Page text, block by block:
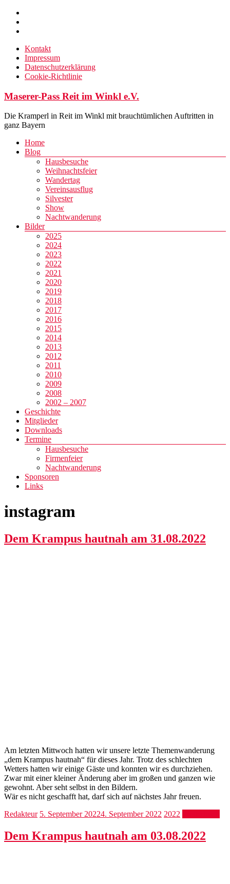
Zum
Inhalt
springen
Kontakt
Impressum
Datenschutzerklärung
Cookie-Richtlinie
Maserer-Pass Reit im Winkl e.V.
Die Kramperl in Reit im Winkl mit brauchtümlichen Auftritten in
ganz Bayern
Menü
Home
Blog
Hausbesuche
Weihnachtsfeier
Wandertag
Vereinsausflug
Silvester
Show
Nachtwanderung
Bilder
2025
2024
2023
2022
2021
2020
2019
2018
2017
2016
2015
2014
2013
2012
2011
2010
2009
2008
2002 – 2007
Geschichte
Mitglieder
Downloads
Termine
Hausbesuche
Firmenfeier
Nachtwanderung
Sponsoren
Links
instagram
Dem Krampus hautnah am 31.08.2022
Am letzten Mittwoch hatten wir unsere letzte Themenwanderung
„dem Krampus hautnah“ für dieses Jahr. Trotz des schlechten
Wetters hatten wir einige Gäste und konnten wir es durchziehen.
Zwar mit einer kleiner Änderung aber im großen und ganzen wie
gewohnt. Aber seht selbst in den Bildern.
Wär es nicht geschafft hat, darf sich auf nächstes Jahr freuen.
Redakteur 5. September 20224. September 2022 2022
Dem Krampus hautnah am 03.08.2022